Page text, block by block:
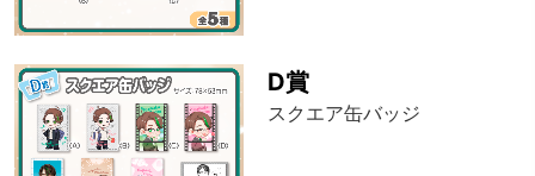
D賞
スクエア缶バッジ